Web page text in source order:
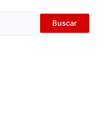
Buscar